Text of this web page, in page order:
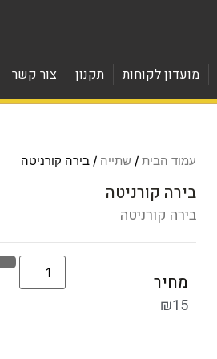
מועדון לקוחות תקנון צור קשר
עמוד הבית/ שתייה / בירה קורניטה
בירה קורניטה
בירה קורניטה
מחיר
₪15